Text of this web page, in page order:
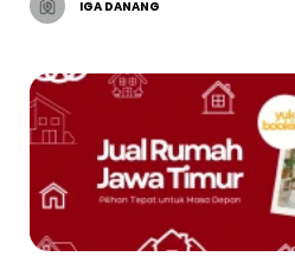
IGA DANANG